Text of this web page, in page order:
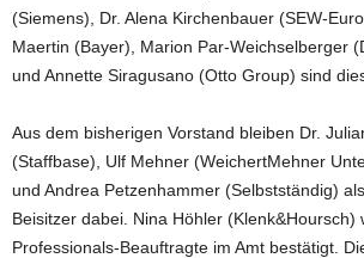
(Siemens), Dr. Alena Kirchenbauer (SEW-
Maertin (Bayer), Marion Par-Weichselberger
und Annette Siragusano (Otto Group) sind
Aus dem bisherigen Vorstand bleiben Dr.
(Staffbase), Ulf Mehner (WeichertMehner
und Andrea Petzenhammer (Selbstständig)
Beisitzer dabei. Nina Höhler (Klenk&Hoursch)
Professionals-Beauftragte im Amt bestätigt.